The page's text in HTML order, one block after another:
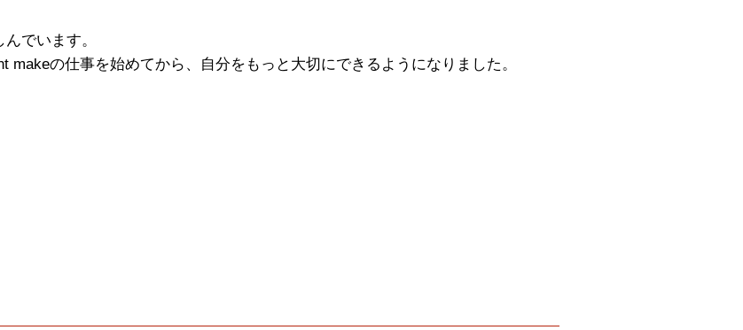
でいます。
makeの仕事を始めてから、自分をもっと大切にできるようになりました。